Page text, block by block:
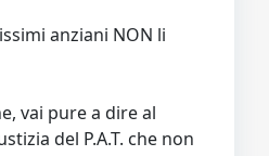
anziani NON li
vai pure a dire al
del P.A.T. che non